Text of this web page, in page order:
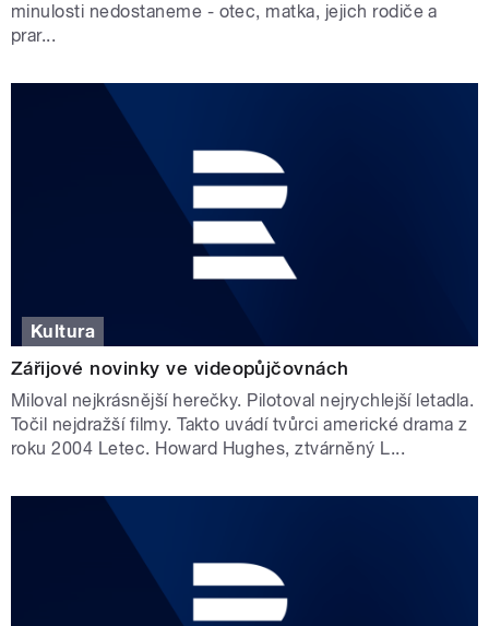
minulosti nedostaneme - otec, matka, jejich rodiče a
prar...
Kultura
Zářijové novinky ve videopůjčovnách
Miloval nejkrásnější herečky. Pilotoval nejrychlejší letadla.
Točil nejdražší filmy. Takto uvádí tvůrci americké drama z
roku 2004 Letec. Howard Hughes, ztvárněný L...